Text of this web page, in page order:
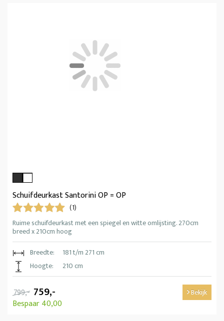
Schuifdeurkast Santorini OP = OP
(1)
Ruime schuifdeurkast met een spiegel en witte omlijsting. 270cm
breed x 210cm hoog
Breedte:
181 t/m 271 cm
Hoogte:
210 cm
799,- 759,-
Bespaar 40,00
Bekijk